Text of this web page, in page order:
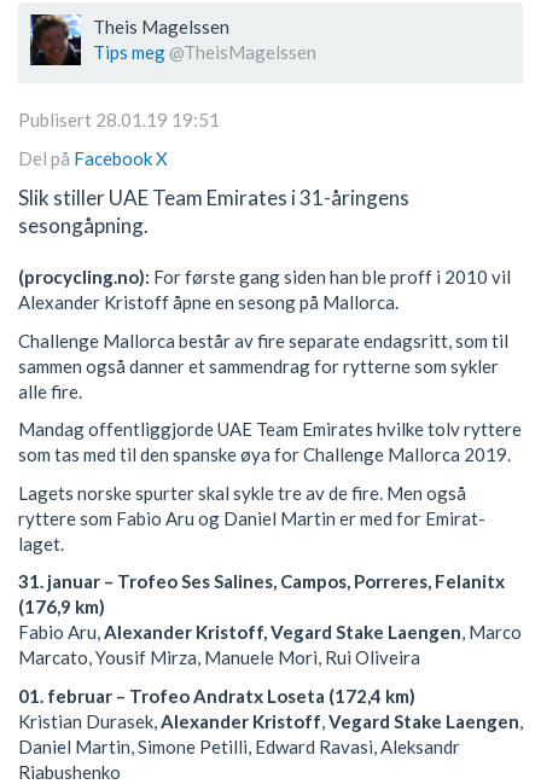
Theis Magelssen
Tips meg @TheisMagelssen
Publisert 28.01.19 19:51
Del på FacebookX
Slik stiller UAE Team Emirates i 31-åringens
sesongåpning.
(procycling.no): For første gang siden han ble proff i 2010 vil
Alexander Kristoff åpne en sesong på Mallorca.
Challenge Mallorca består av fire separate endagsritt, som til
sammen også danner et sammendrag for rytterne som sykler
alle fire.
Mandag offentliggjorde UAE Team Emirates hvilke tolv ryttere
som tas med til den spanske øya for Challenge Mallorca 2019.
Lagets norske spurter skal sykle tre av de fire. Men også
ryttere som Fabio Aru og Daniel Martin er med for Emirat-
laget.
31. januar – Trofeo Ses Salines, Campos, Porreres, Felanitx
(176,9 km)
Fabio Aru,Alexander Kristoff,Vegard Stake Laengen, Marco
Marcato, Yousif Mirza, Manuele Mori, Rui Oliveira
01. februar – Trofeo Andratx Loseta (172,4 km)
Kristian Durasek, Alexander Kristoff Vegard Stake Laengen
Daniel Martin, Simone Petilli, Edward Ravasi, Aleksandr
Riabushenko